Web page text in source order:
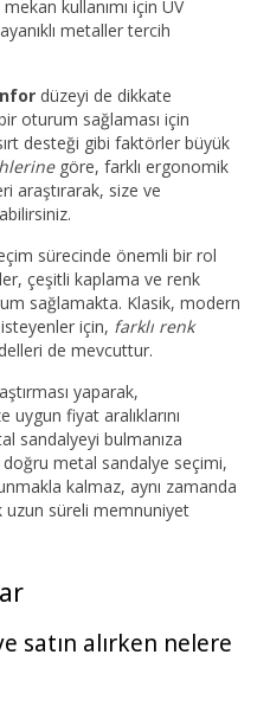
kullanımı için UV
metaller tercih
düzeyi de dikkate
bir oturum sağlaması için
desteği gibi faktörler büyük
göre, farklı ergonomik
araştırarak, size ve
sürecinde önemli bir rol
çeşitli kaplama ve renk
sağlamakta. Klasik, modern
için, farklı renk
de mevcuttur.
yaparak,
uygun fiyat aralıklarını
sandalyeyi bulmanıza
doğru metal sandalye seçimi,
kalmaz, aynı zamanda
süreli memnuniyet
satın alırken nelere